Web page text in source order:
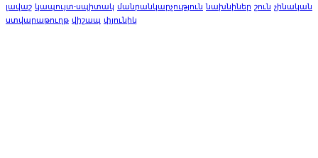
լավաշ կապույտ-սպիտակ մանրանկարչություն նախնիներ շուն չինական
ստվարաթուղթ վիշապ փյունիկ